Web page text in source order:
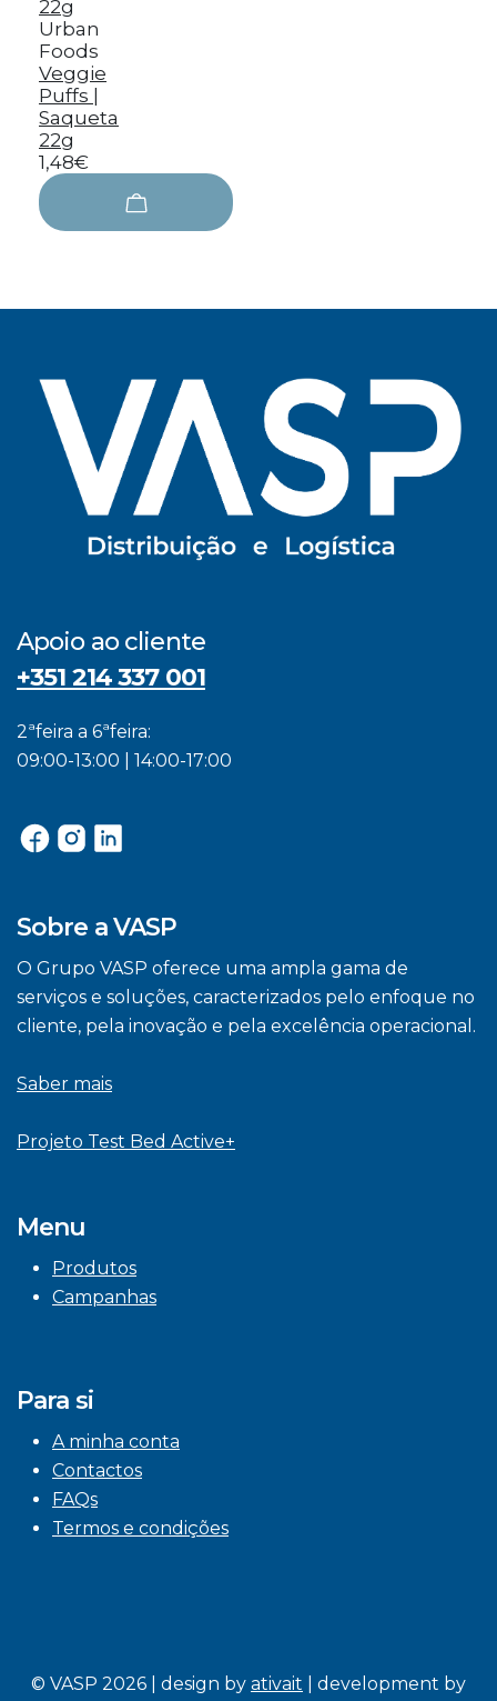
Urban
Foods
Veggie
Puffs |
Saqueta
22g
1,48€
Apoio ao cliente
+351 214 337 001
2ªfeira a 6ªfeira:
09:00-13:00 | 14:00-17:00
Sobre a VASP
O Grupo VASP oferece uma ampla gama de
serviços e soluções, caracterizados pelo enfoque no
cliente, pela inovação e pela excelência operacional.
Saber mais
Projeto Test Bed Active+
Menu
Produtos
Campanhas
Para si
A minha conta
Contactos
FAQs
Termos e condições
© VASP 2026 | design by ativait | development by